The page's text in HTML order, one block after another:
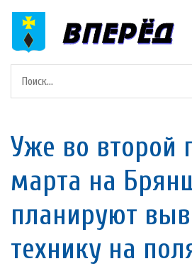
Уже во второй
марта на
планируют
технику на